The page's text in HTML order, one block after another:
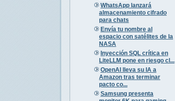
WhatsApp lanzará
almacenamiento cifrado
para chats
Envía tu nombre al
espacio con satélites de la
NASA
Inyección SQL crítica en
LiteLLM pone en riesgo cl...
OpenAI lleva su IA a
Amazon tras terminar
pacto co...
Samsung presenta